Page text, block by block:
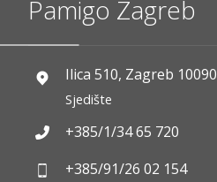
Pamigo Zagreb
Ilica 510, Zagreb 10090
Sjedište
+385/1/34 65 720
+385/91/26 02 154